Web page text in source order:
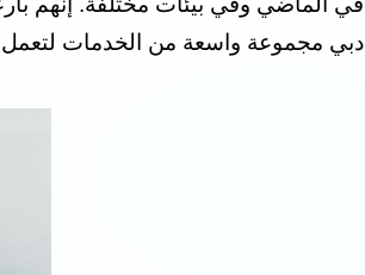
دبي مجموعة واسعة من الخدمات لتعمل